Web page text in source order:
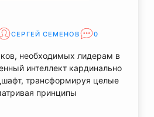
СЕРГЕЙ СЕМЕНОВ 0
необходимых лидерам в
интеллект кардинально
трансформируя целые
принципы